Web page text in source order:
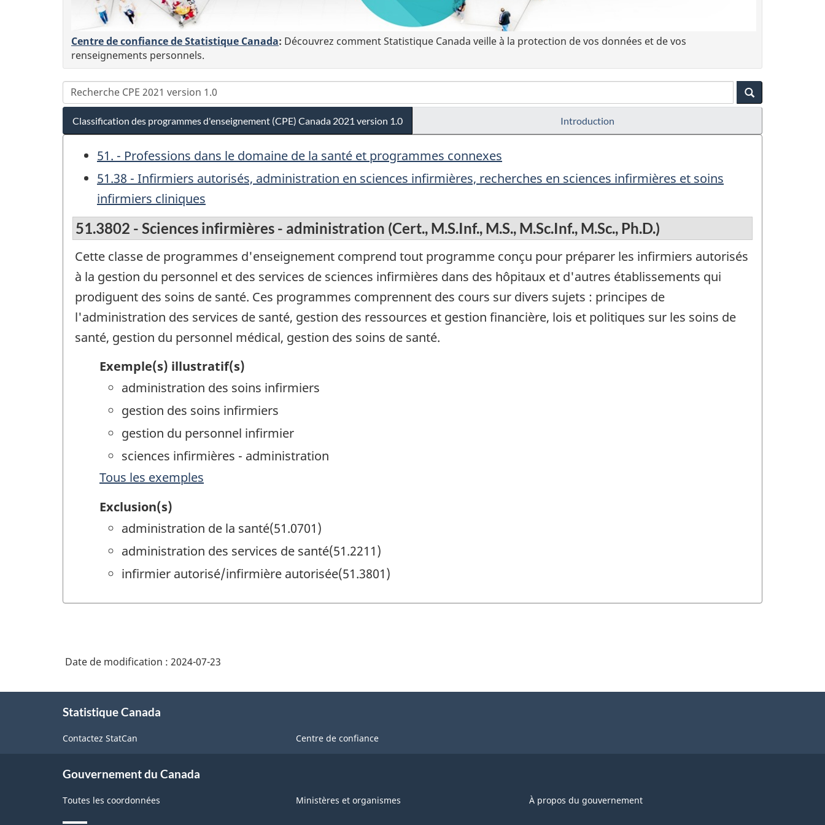
Centre de confiance de Statistique Canada: Découvrez comment Statistique Canada veille à la protection de vos données et de vos
renseignements personnels.
Classification des programmes d'enseignement (CPE) Canada 2021 version 1.0 Introduction
51. - Professions dans le domaine de la santé et programmes connexes
51.38 - Infirmiers autorisés, administration en sciences infirmières, recherches en sciences infirmières et soins
infirmiers cliniques
51.3802 - Sciences infirmières - administration (Cert., M.S.Inf., M.S., M.Sc.Inf., M.Sc., Ph.D.)
Cette classe de programmes d'enseignement comprend tout programme conçu pour préparer les infirmiers autorisés
à la gestion du personnel et des services de sciences infirmières dans des hôpitaux et d'autres établissements qui
prodiguent des soins de santé. Ces programmes comprennent des cours sur divers sujets : principes de
l'administration des services de santé, gestion des ressources et gestion financière, lois et politiques sur les soins de
santé, gestion du personnel médical, gestion des soins de santé.
Exemple(s) illustratif(s)
administration des soins infirmiers
gestion des soins infirmiers
gestion du personnel infirmier
sciences infirmières - administration
Tous les exemples
Exclusion(s)
administration de la santé(51.0701)
administration des services de santé(51.2211)
infirmier autorisé/infirmière autorisée(51.3801)
Date de modification : 2024-07-23
Statistique Canada
Contactez StatCan Centre de confiance
Gouvernement du Canada
Toutes les coordonnées Ministères et organismes À propos du gouvernement